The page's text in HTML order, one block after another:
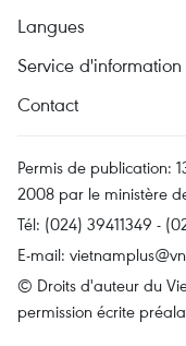
Langues
Service d'information
Contact
Permis de publication:
2008 par le ministère
Tél: (024) 39411349 -
E-mail:
© Droits d'auteur du
permission écrite